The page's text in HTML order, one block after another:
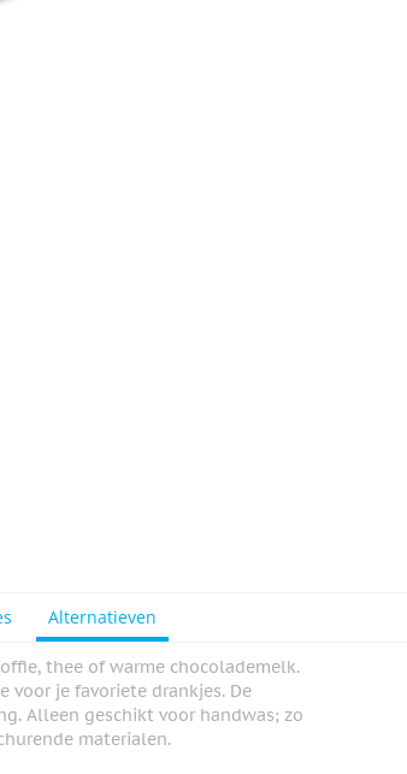
Alternatieven
thee of warme chocolademelk.
voor je favoriete drankjes. De
Alleen geschikt voor handwas; zo
materialen.